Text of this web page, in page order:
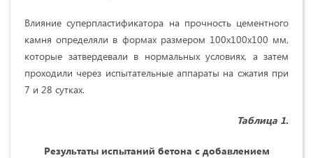
Влияние суперпластификатора на прочность цементного
камня определяли в формах размером 100х100х100 мм,
которые затвердевали в нормальных условиях, а затем
проходили через испытательные аппараты на сжатия при
7 и 28 сутках.
Таблица 1.
Результаты испытаний бетона с добавлением